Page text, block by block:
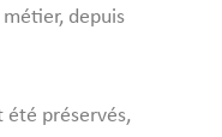
depuis
été préservés,